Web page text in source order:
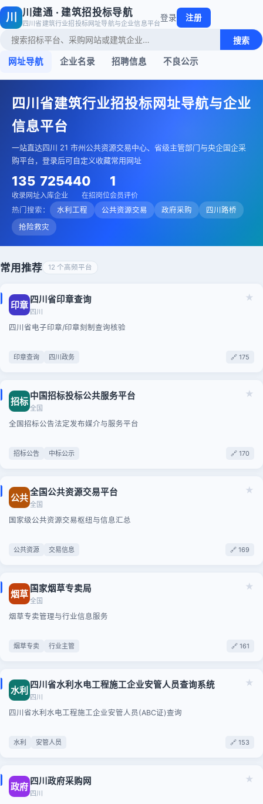
川 川建通 · 建筑招投标导航
四川省建筑行业招投标网址导航与企业信息平台
搜索
网址导航 企业名录 招聘信息 不良公示
登录 注册
四川省建筑行业招投标网址导航与企业
信息平台
一站直达四川 21 市州公共资源交易中心、省级主管部门与央企国企采
购平台，登录后可自定义收藏常用网址
135
收录网址
72544
入库企业
0
在招岗位
1
会员评价
热门搜索：
水利工程 公共资源交易 政府采购
四川路桥
抢险救灾
常用推荐 12 个高频平台
★
印章 四川省印章查询
四川
四川省电子印章/印章刻制查询核验
印章查询 四川政务 🔗 175
★
招标 中国招标投标公共服务平台
全国
全国招标公告法定发布媒介与服务平台
招标公告 中标公示 🔗 170
★
公共全国公共资源交易平台
全国
国家级公共资源交易枢纽与信息汇总
公共资源 交易信息 🔗 169
★
烟草 国家烟草专卖局
全国
烟草专卖管理与行业信息服务
烟草专卖 行业主管 🔗 161
★
水利 四川省水利水电工程施工企业安管人员查询系统
四川
四川省水利水电工程施工企业安管人员(ABC证)查询
水利 安管人员 🔗 153
★
政府 四川政府采购网
四川